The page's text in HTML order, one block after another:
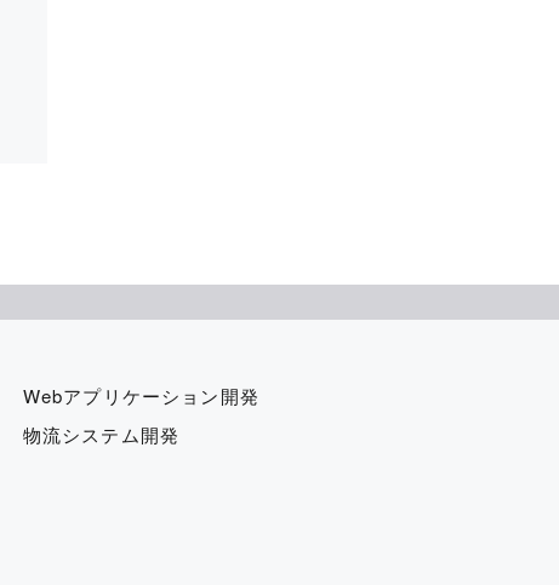
Webアプリケーション開発
物流システム開発